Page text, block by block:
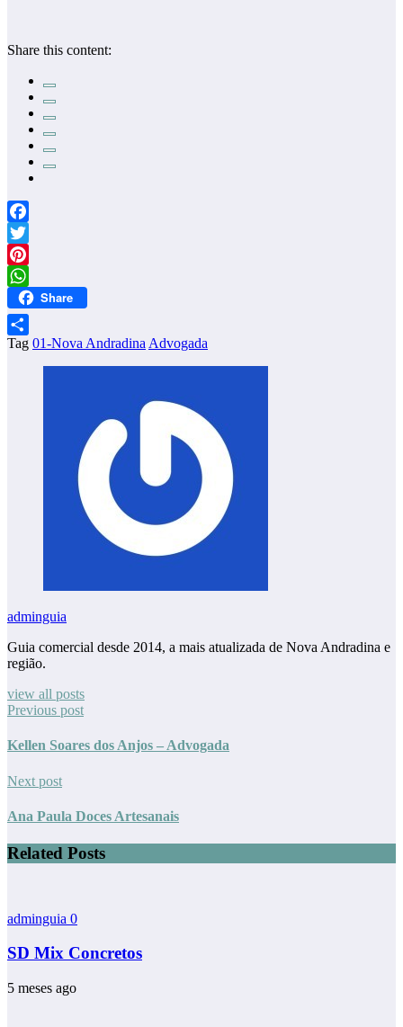
Share this content:
Facebook
Twitter
Pinterest
WhatsApp
Share
Share
Tag 01-Nova Andradina Advogada
adminguia
Guia comercial desde 2014, a mais atualizada de Nova Andradina e
região.
view all posts
Previous post
Kellen Soares dos Anjos – Advogada
Next post
Ana Paula Doces Artesanais
Related Posts
adminguia 0
SD Mix Concretos
5 meses ago